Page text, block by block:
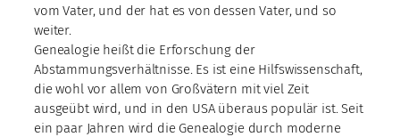
vom Vater, und der hat es von dessen Vater, und so
weiter.
Genealogie heißt die Erforschung der
Abstammungsverhältnisse. Es ist eine Hilfswissenschaft,
die wohl vor allem von Großvätern mit viel Zeit
ausgeübt wird, und in den USA überaus populär ist. Seit
ein paar Jahren wird die Genealogie durch moderne